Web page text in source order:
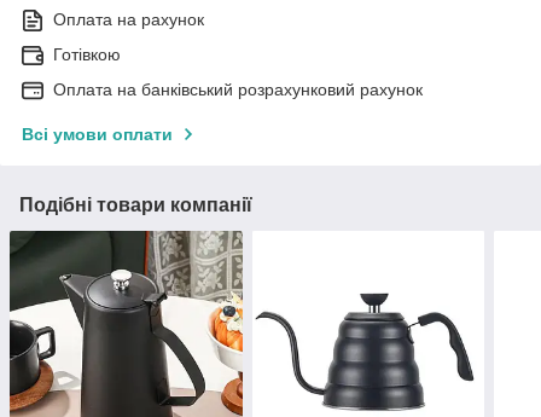
Оплата на рахунок
Готівкою
Оплата на банківський розрахунковий рахунок
Всі умови оплати
Подібні товари компанії